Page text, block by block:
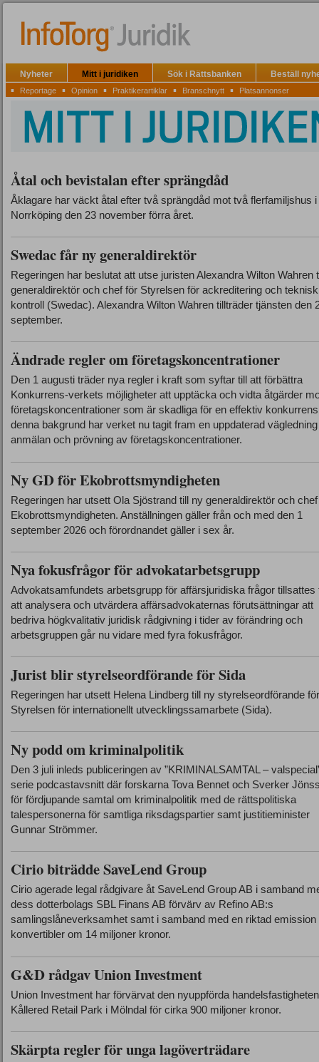
Nyheter Mitt i juridiken Sök i Rättsbanken Beställ
▪ Reportage ▪ Opinion ▪ Praktikerartiklar ▪ Branschnytt ▪ Platsannonser
Åtal och bevistalan efter sprängdåd
Åklagare har väckt åtal efter två sprängdåd mot två flerfamiljshus i
Norrköping den 23 november förra året.
Swedac får ny generaldirektör
Regeringen har beslutat att utse juristen Alexandra Wilton Wahren
generaldirektör och chef för Styrelsen för ackreditering och teknisk
kontroll (Swedac). Alexandra Wilton Wahren tillträder tjänsten den
september.
Ändrade regler om företagskoncentrationer
Den 1 augusti träder nya regler i kraft som syftar till att förbättra
Konkurrens-verkets möjligheter att upptäcka och vidta åtgärder
företagskoncentrationer som är skadliga för en effektiv
denna bakgrund har verket nu tagit fram en uppdaterad
anmälan och prövning av företagskoncentrationer.
Ny GD för Ekobrottsmyndigheten
Regeringen har utsett Ola Sjöstrand till ny generaldirektör och
Ekobrottsmyndigheten. Anställningen gäller från och med den 1
september 2026 och förordnandet gäller i sex år.
Nya fokusfrågor för advokatarbetsgrupp
Advokatsamfundets arbetsgrupp för affärsjuridiska frågor tillsattes
att analysera och utvärdera affärsadvokaternas förutsättningar att
bedriva högkvalitativ juridisk rådgivning i tider av förändring och
arbetsgruppen går nu vidare med fyra fokusfrågor.
Jurist blir styrelseordförande för Sida
Regeringen har utsett Helena Lindberg till ny styrelseordförande för
Styrelsen för internationellt utvecklingssamarbete (Sida).
Ny podd om kriminalpolitik
Den 3 juli inleds publiceringen av ”KRIMINALSAMTAL –
serie podcastavsnitt där forskarna Tova Bennet och Sverker
för fördjupande samtal om kriminalpolitik med de rättspolitiska
talespersonerna för samtliga riksdagspartier samt justitieminister
Gunnar Strömmer.
Cirio biträdde SaveLend Group
Cirio agerade legal rådgivare åt SaveLend Group AB i samband
dess dotterbolags SBL Finans AB förvärv av Refino AB:s
samlingslåneverksamhet samt i samband med en riktad emission
konvertibler om 14 miljoner kronor.
G&D rådgav Union Investment
Union Investment har förvärvat den nyuppförda handelsfastigheten
Kållered Retail Park i Mölndal för cirka 900 miljoner kronor.
Skärpta regler för unga lagöverträdare